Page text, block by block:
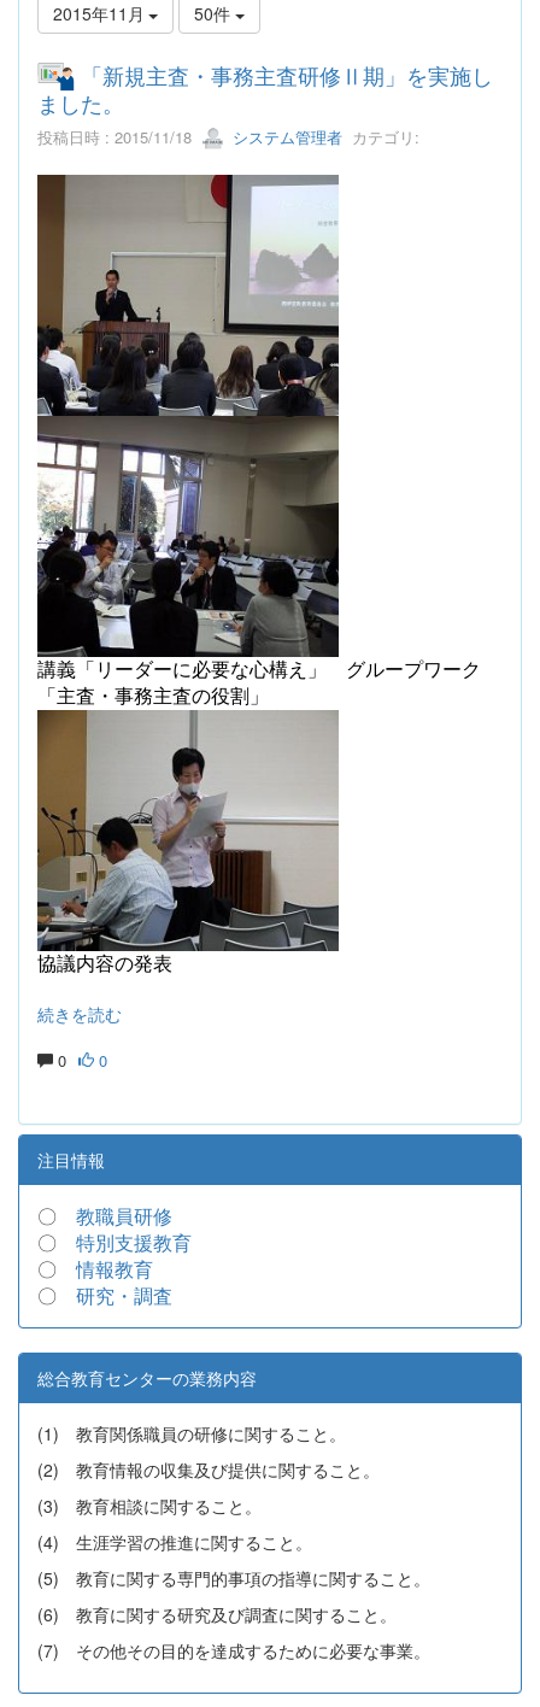
2015年11月 50件
「新規主査・事務主査研修Ⅱ期」を実施し
ました。
投稿日時 : 2015/11/18 システム管理者 カテゴリ:
講義「リーダーに必要な心構え」 グループワーク
「主査・事務主査の役割」
協議内容の発表
続きを読む
0 0
注目情報
〇 教職員研修
〇 特別支援教育
〇情報教育
〇 研究・調査
総合教育センターの業務内容
(1) 教育関係職員の研修に関すること。
(2) 教育情報の収集及び提供に関すること。
(3) 教育相談に関すること。
(4) 生涯学習の推進に関すること。
(5) 教育に関する専門的事項の指導に関すること。
(6) 教育に関する研究及び調査に関すること。
(7) その他その目的を達成するために必要な事業。